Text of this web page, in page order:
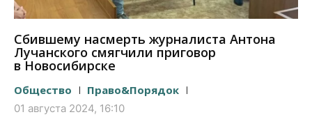
Сбившему насмерть журналиста Антона
Лучанского смягчили приговор
в Новосибирске
Общество Право&Порядок
01 августа 2024, 16:10